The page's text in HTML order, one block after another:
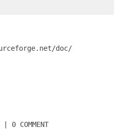
0 COMMENT